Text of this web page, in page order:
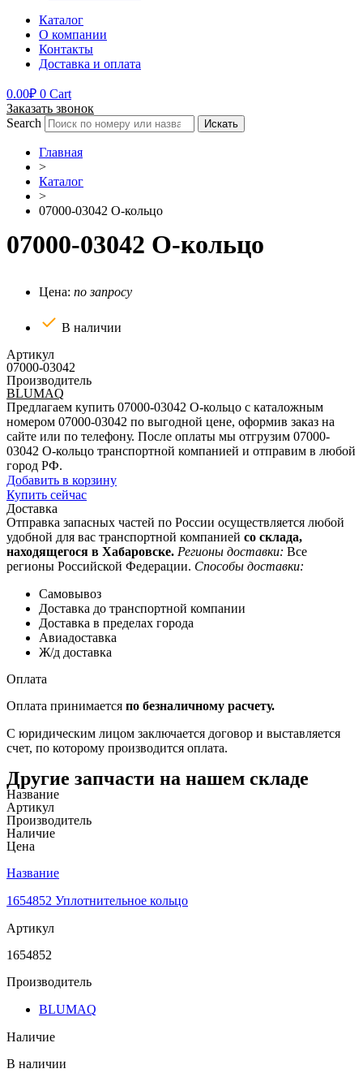
Каталог
О компании
Контакты
Доставка и оплата
0.00₽ 0 Cart
Заказать звонок
Search
Искать
Главная
>
Каталог
>
07000-03042 О-кольцо
07000-03042 О-кольцо
Цена: по запросу
В наличии
Артикул
07000-03042
Производитель
BLUMAQ
Предлагаем купить 07000-03042 О-кольцо с каталожным
номером 07000-03042 по выгодной цене, оформив заказ на
сайте или по телефону. После оплаты мы отгрузим 07000-
03042 О-кольцо транспортной компанией и отправим в любой
город РФ.
Добавить в корзину
Купить сейчас
Доставка
Отправка запасных частей по России осуществляется любой
удобной для вас транспортной компанией со склада,
находящегося в Хабаровске. Регионы доставки: Все
регионы Российской Федерации. Способы доставки:
Самовывоз
Доставка до транспортной компании
Доставка в пределах города
Авиадоставка
Ж/д доставка
Оплата
Оплата принимается по безналичному расчету.
С юридическим лицом заключается договор и выставляется
счет, по которому производится оплата.
Другие запчасти на нашем складе
Название
Артикул
Производитель
Наличие
Цена
Название
1654852 Уплотнительное кольцо
Артикул
1654852
Производитель
BLUMAQ
Наличие
В наличии